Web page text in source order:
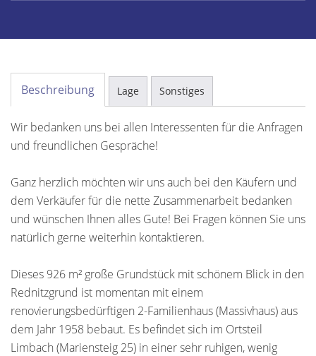
Beschreibung Lage Sonstiges
Wir bedanken uns bei allen Interessenten für die Anfragen
und freundlichen Gespräche!
Ganz herzlich möchten wir uns auch bei den Käufern und
dem Verkäufer für die nette Zusammenarbeit bedanken
und wünschen Ihnen alles Gute! Bei Fragen können Sie uns
natürlich gerne weiterhin kontaktieren.
Dieses 926 m² große Grundstück mit schönem Blick in den
Rednitzgrund ist momentan mit einem
renovierungsbedürftigen 2-Familienhaus (Massivhaus) aus
dem Jahr 1958 bebaut. Es befindet sich im Ortsteil
Limbach (Mariensteig 25) in einer sehr ruhigen, wenig